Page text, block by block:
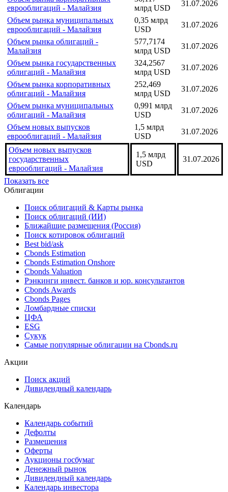
еврооблигаций - Малайзия
млрд USD
31.07.2026
Объем рынка муниципальных
еврооблигаций - Малайзия
0,35 млрд
USD
31.07.2026
Объем рынка облигаций -
Малайзия
577,7174
млрд USD
31.07.2026
Объем рынка государственных
облигаций - Малайзия
324,2567
млрд USD
31.07.2026
Объем рынка корпоративных
облигаций - Малайзия
252,469
млрд USD
31.07.2026
Объем рынка муниципальных
облигаций - Малайзия
0,991 млрд
USD
31.07.2026
Объем новых выпусков
еврооблигаций - Малайзия
1,5 млрд
USD
31.07.2026
Объем новых выпусков
государственных
еврооблигаций - Малайзия
1,5 млрд
USD
31.07.2026
Показать все
Облигации
Поиск облигаций & Карты рынка
Поиск облигаций (ИИ)
Ближайшие размещения (Россия)
Поиск котировок облигаций
Best bid/ask
Cbonds Estimation
Cbonds Estimation Onshore
Cbonds Valuation
Рэнкинги инвест. банков и юр. консультантов
Cbonds Awards
Cbonds Pages
Ломбардные списки
ЦФА
ESG
Сукук
Самые популярные облигации на Cbonds.ru
Акции
Поиск акций
Дивидендный календарь
Календарь
Календарь событий
Дефолты
Размещения
Оферты
Аукционы госбумаг
Денежный рынок
Дивидендный календарь
Календарь инвестора